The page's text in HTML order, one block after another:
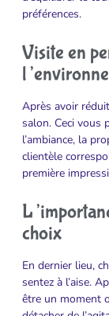
préférences.
Visite en
Après avoir
salon. Ceci vous
l’ambiance, la
clientèle
première
choix
En dernier lieu,
sentez à l’aise.
être un moment